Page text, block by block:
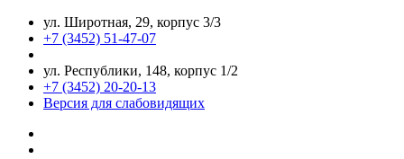
ул. Широтная, 29, корпус 3/3
+7 (3452) 51-47-07
ул. Республики, 148, корпус 1/2
+7 (3452) 20-20-13
Версия для слабовидящих